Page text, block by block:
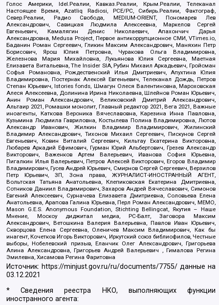
Голос Америки, Idel.Реалии, Кавказ.Реалии, Крым.Реалии, Телеканал
Настоящее Время, Azatliq Radiosi, PCE/PC, Сибирь.Реалии, Фактограф,
Север.Реалии, Радио Свобода, MEDIUM-ORIENT, Пономарев Лев
Александрович, Савицкая Людмила Алексеевна, Маркелов Сергей
Евгеньевич, Камалягин Денис Николаевич, Апахончич Дарья
Александровна, Medusa Project, Первое антикоррупционное СМИ, VTimes.io,
Баданин Роман Сергеевич, Гликин Максим Александрович, Маняхин Петр
Борисович, Ярош Юлия Петровна, Чуракова Ольга Владимировна,
Железнова Мария Михайловна, Лукьянова Юлия Сергеевна, Маетная
Елизавета Витальевна, The Insider SIA, Рубин Михаил Аркадьевич, Гройсман
Софья Романовна, Рождественский Илья Дмитриевич, Апухтина Юлия
Владимировна, Постернак Алексей Евгеньевич, Телеканал Дождь, Петров
Степан Юрьевич, Istories fonds, Шмагун Олеся Валентиновна, Мароховская
Алеся Алексеевна, Долинина Ирина Николаевна, Шлейнов Роман Юрьевич,
Анин Роман Александрович, Великовский Дмитрий Александрович,
Альтаир 2021, Ромашки монолит, Главный редактор 2021, Вега 2021, Важные
иноагенты, Каткова Вероника Вячеславовна, Карезина Инна Павловна,
Кузьмина Людмила Гавриловна, Костылева Полина Владимировна, Лютов
Александр Иванович, Жилкин Владимир Владимирович, Жилинский
Владимир Александрович, Тихонов Михаил Сергеевич, Пискунов Сергей
Евгеньевич, Ковин Виталий Сергеевич, Кильтау Екатерина Викторовна,
Любарев Аркадий Ефимович, Гурман Юрий Альбертович, Грезев Александр
Викторович, Важенков Артем Валерьевич, Иванова София Юрьевна,
Пигалкин Илья Валерьевич, Петров Алексей Викторович, Егоров Владимир
Владимирович, Гусев Андрей Юрьевич, Смирнов Сергей Сергеевич, Верзилов
Петр Юрьевич, ЗП, Зона права, ЖУРНАЛИСТ-ИНОСТРАННЫЙ АГЕНТ,
Вольтская Татьяна Анатольевна, Клепиковская Екатерина Дмитриевна,
Сотников Даниил Владимирович, Захаров Андрей Вячеславович, Симонов
Евгений Алексеевич, Сурначева Елизавета Дмитриевна, Соловьева Елена
Анатольевна, Арапова Галина Юрьевна, Перл Роман Александрович, МЕМО,
Mason G.E.S. Anonymous Foundation, Stichting Bellingcat, Якутия – Наше
Мнение, Москоу диджитал медиа, РС-Балт, Заговора Максим
Александрович, Ветошкина Валерия Валерьевна, Павлов Иван Юрьевич,
Скворцова Елена Сергеевна, Оленичев Максим Владимирович, Как бы
инагент, Кочетков Игорь Викторович, Иркутский союз библиофилов, Честные
выборы, Нобелевский призыв, Еланчик Олег Александрович, Григорьева
Алина Александровна, Григорьев Андрей Валерьевич , Гималова Регина
Эмилевна, Хисамова Регина Фаритовна
Источник: https://minjust.gov.ru/ru/documents/7755/ данные на
03.12.2021
* Сведения реестра НКО, выполняющих функции
иностранного агента: